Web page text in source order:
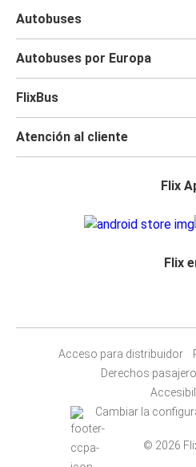
Autobuses
Autobuses por Europa
FlixBus
Atención al cliente
Flix
Flix
Acceso para distribuidor
Derechos
Cambiar la
© 2026